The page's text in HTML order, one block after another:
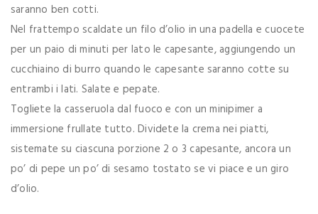
saranno ben cotti.
Nel frattempo scaldate un filo d’olio in una padella e cuocete
per un paio di minuti per lato le capesante, aggiungendo un
cucchiaino di burro quando le capesante saranno cotte su
entrambi i lati. Salate e pepate.
Togliete la casseruola dal fuoco e con un minipimer a
immersione frullate tutto. Dividete la crema nei piatti,
sistemate su ciascuna porzione 2 o 3 capesante, ancora un
po’ di pepe un po’ di sesamo tostato se vi piace e un giro
d’olio.